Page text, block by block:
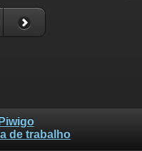
Piwigo
de trabalho